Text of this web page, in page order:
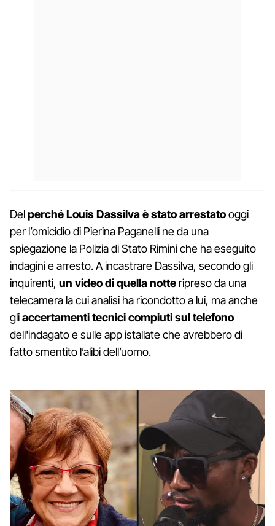
Delperché Louis Dassilva è stato arrestatooggi
per l’omicidio di Pierina Paganelli ne da una
spiegazione la Polizia di Stato Rimini che ha eseguito
indagini e arresto. A incastrare Dassilva, secondo gli
inquirenti, un video di quella notte ripreso da una
telecamera la cui analisi ha ricondotto a lui, ma anche
gliaccertamenti tecnici compiuti sul telefono
dell'indagato e sulle app istallate che avrebbero di
fatto smentito l’alibi dell’uomo.